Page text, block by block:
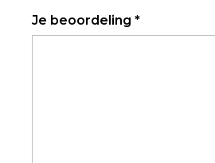
Je beoordeling *